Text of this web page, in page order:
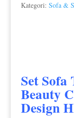
Kategori: Sofa &
Set Sofa
Beauty
Design